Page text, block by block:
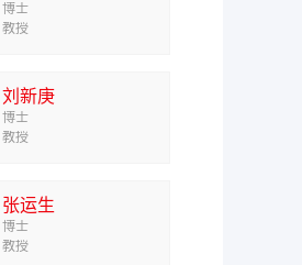
博士
教授
刘新庚
博士
教授
张运生
博士
教授